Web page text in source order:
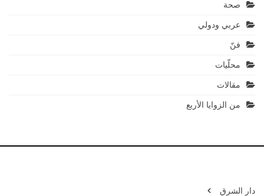
صحة
عربي ودولي
فنّ
محلّيات
مقالات
من الزوايا الأربع
دار الشرق